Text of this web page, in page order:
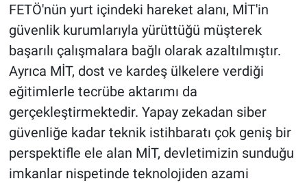
FETÖ'nün yurt içindeki hareket alanı, MİT'in
güvenlik kurumlarıyla yürüttüğü müşterek
başarılı çalışmalara bağlı olarak azaltılmıştır.
Ayrıca MİT, dost ve kardeş ülkelere verdiği
eğitimlerle tecrübe aktarımı da
gerçekleştirmektedir. Yapay zekadan siber
güvenliğe kadar teknik istihbaratı çok geniş bir
perspektifle ele alan MİT, devletimizin sunduğu
imkanlar nispetinde teknolojiden azami